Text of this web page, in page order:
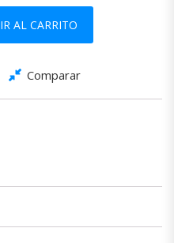
AL CARRITO
Comparar